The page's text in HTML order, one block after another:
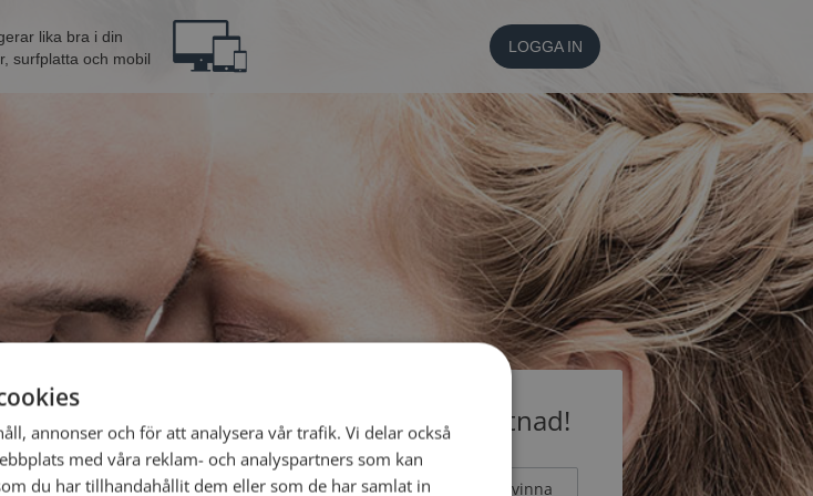
lika bra i din
surfplatta och mobil
LOGGA IN
Bli medlem utan kostnad!
Jag är en: Man Kvinna
annonser och för att analysera vår trafik. Vi delar också
med våra reklam- och analyspartners som kan
du har tillhandahållit dem eller som de har samlat in